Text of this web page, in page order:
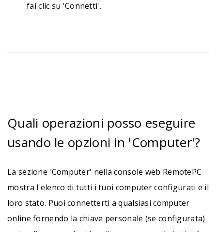
fai clic su 'Connetti'.
Quali operazioni posso eseguire
usando le opzioni in 'Computer'?
La sezione 'Computer' nella console web RemotePC
mostra l'elenco di tutti i tuoi computer configurati e il
loro stato. Puoi connetterti a qualsiasi computer
online fornendo la chiave personale (se configurata)